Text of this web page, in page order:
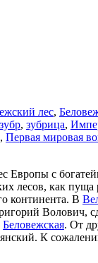
лес,
зубр, зубрица,
, Первая мировая
Европы с
лесов, как
континента. В
Волович,
Беловежская. От
К